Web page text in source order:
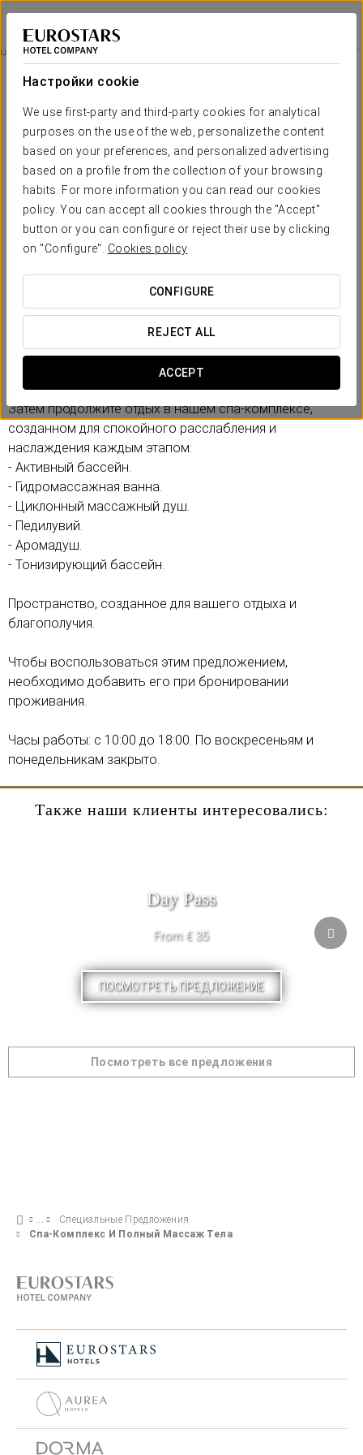
Настройки cookie
We use first-party and third-party cookies for analytical
purposes on the use of the web, personalize the content
based on your preferences, and personalized advertising
based on a profile from the collection of your browsing
habits. For more information you can read our cookies
policy. You can accept all cookies through the "Accept"
button or you can configure or reject their use by clicking
on "Configure". Cookies policy
CONFIGURE
REJECT ALL
ACCEPT
Eurostars Las Salinas
ФУЭРТЕВЕНТУРА
Спа-Комплекс И Полный Массаж Тела
65 €
Спа-комплекс и полный массаж
Освободите тело и разум с помощью сенсорного
массажа, который поможет вам отключиться от
повседневного стресса с первых минут.
Затем продолжите отдых в нашем спа-комплексе,
созданном для спокойного расслабления и
наслаждения каждым этапом:
- Активный бассейн.
- Гидромассажная ванна.
- Циклонный массажный душ.
- Педилувий.
- Аромадуш.
- Тонизирующий бассейн.
Пространство, созданное для вашего отдыха и
благополучия.
Чтобы воспользоваться этим предложением,
необходимо добавить его при бронировании
проживания.
Часы работы: с 10:00 до 18:00. По воскресеньям и
понедельникам закрыто.
Также наши клиенты интересовались:
Day Pass
From € 35
ПОСМОТРЕТЬ ПРЕДЛОЖЕНИЕ
Посмотреть все предложения
Специальные Предложения
Спа-Комплекс И Полный Массаж Тела